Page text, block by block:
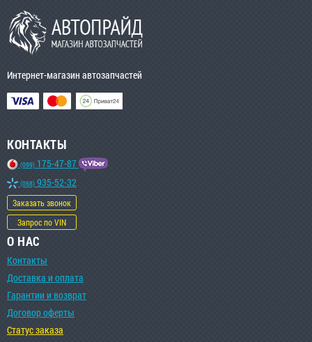
Интернет-магазин автозапчастей
КОНТАКТЫ
(099) 175-47-87
(068) 935-52-32
Заказать звонок
Запрос по VIN
О НАС
Контакты
Доставка и оплата
Гарантии и возврат
Договор оферты
Статус заказа